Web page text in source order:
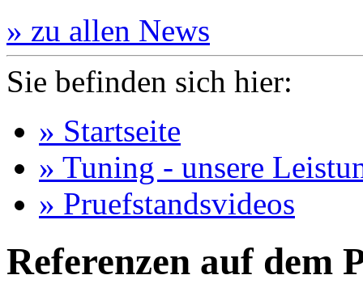
» zu allen News
Sie befinden sich hier:
» Startseite
» Tuning - unsere
» Pruefstandsvideos
Referenzen auf dem